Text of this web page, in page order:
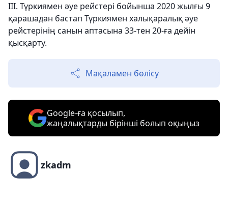
IІІ. Түркиямен әуе рейстері бойынша 2020 жылғы 9
қарашадан бастап Түркиямен халықаралық әуе
рейстерінің санын аптасына 33-тен 20-ға дейін
қысқарту.
Мақаламен бөлісу
Google-ға қосылып,
жаңалықтарды бірінші болып оқыңыз
zkadm